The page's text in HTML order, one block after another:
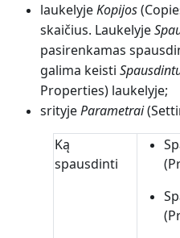
laukelyjeKopijos
skaičius. Laukelyje
pasirenkamas
galima keisti
Properties) laukelyje;
srityjeParametrai
Ką
spausdinti